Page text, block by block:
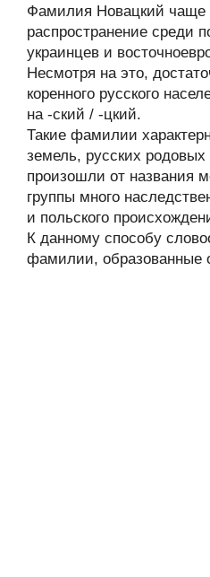
Фамилия Новацкий чаще
распространение среди
украинцев и
Несмотря на это,
коренного русского
на -ский / -цкий.
Такие фамилии
земель, русских
произошли от названия
группы много
и польского
К данному способу
фамилии, образованные